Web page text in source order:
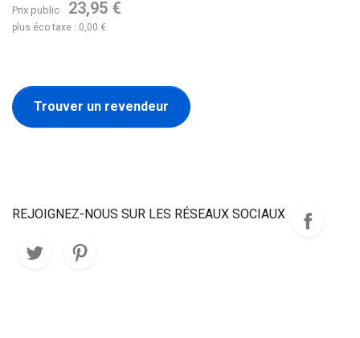
Prix public 23,95 €
plus éco taxe : 0,00 €
Trouver un revendeur
REJOIGNEZ-NOUS SUR LES RÉSEAUX SOCIAUX